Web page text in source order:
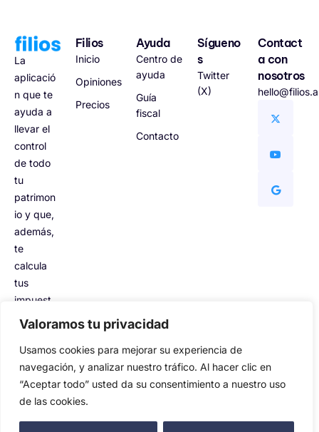
Valoramos tu privacidad
Usamos cookies para mejorar su experiencia de
navegación, y analizar nuestro tráfico. Al hacer clic en
“Aceptar todo” usted da su consentimiento a nuestro uso
de las cookies.
La
aplicació
n que te
ayuda a
llevar el
control
de todo
tu
patrimon
io y que,
además,
te
calcula
tus
impuest
os.
Filios
Inicio
Opiniones
Precios
Ayuda
Centro de
ayuda
Guía
fiscal
Contacto
Sígueno
s
Twitter
(X)
Contact
a con
nosotros
Filios © Todos los derechos reservados
Política de privacidadPolítica de cookiesAviso legal